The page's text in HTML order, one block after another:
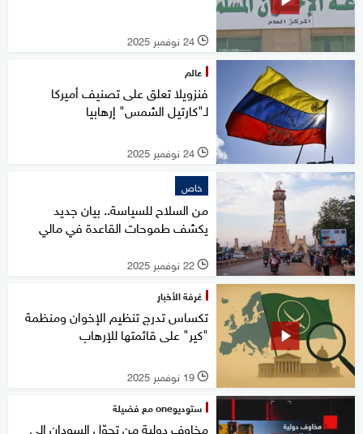
l 24 نوفمبر 2025
عالم
فنزويلا تعلق على تصنيف أميركا
لـ"كارتيل الشمس" إرهابيا
l 24 نوفمبر 2025
خاص
من السلاح للسياسة.. بيان جديد
يكشف طموحات القاعدة في مالي
l 22 نوفمبر 2025
غرفة الأخبار
تكساس تدرج تنظيم الإخوان ومنظمة
"كير" على قائمتها للإرهاب
l 19 نوفمبر 2025
ستوديوone مع فضيلة
مخاوف دولية من تحوّل السودان إلى